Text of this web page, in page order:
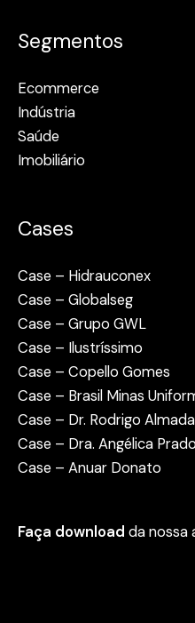
Segmentos
Ecommerce
Indústria
Saúde
Imobiliário
Cases
Case – Hidrauconex
Case – Globalseg
Case – Grupo GWL
Case – Ilustríssimo
Case – Copello Gomes
Case – Brasil Minas
Case – Dr. Rodrigo Almada
Case – Dra. Angélica Prado
Case – Anuar Donato
Faça download da nossa